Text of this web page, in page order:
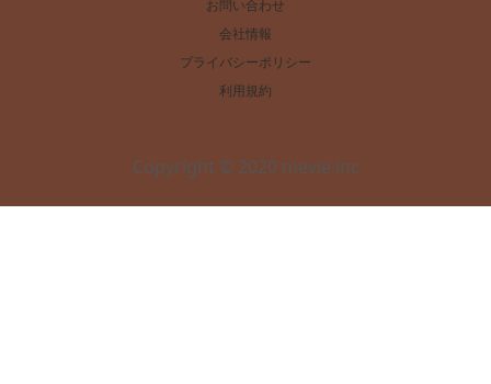
お問い合わせ
会社情報
プライバシーポリシー
利用規約
Copyright © 2020 mevie.inc